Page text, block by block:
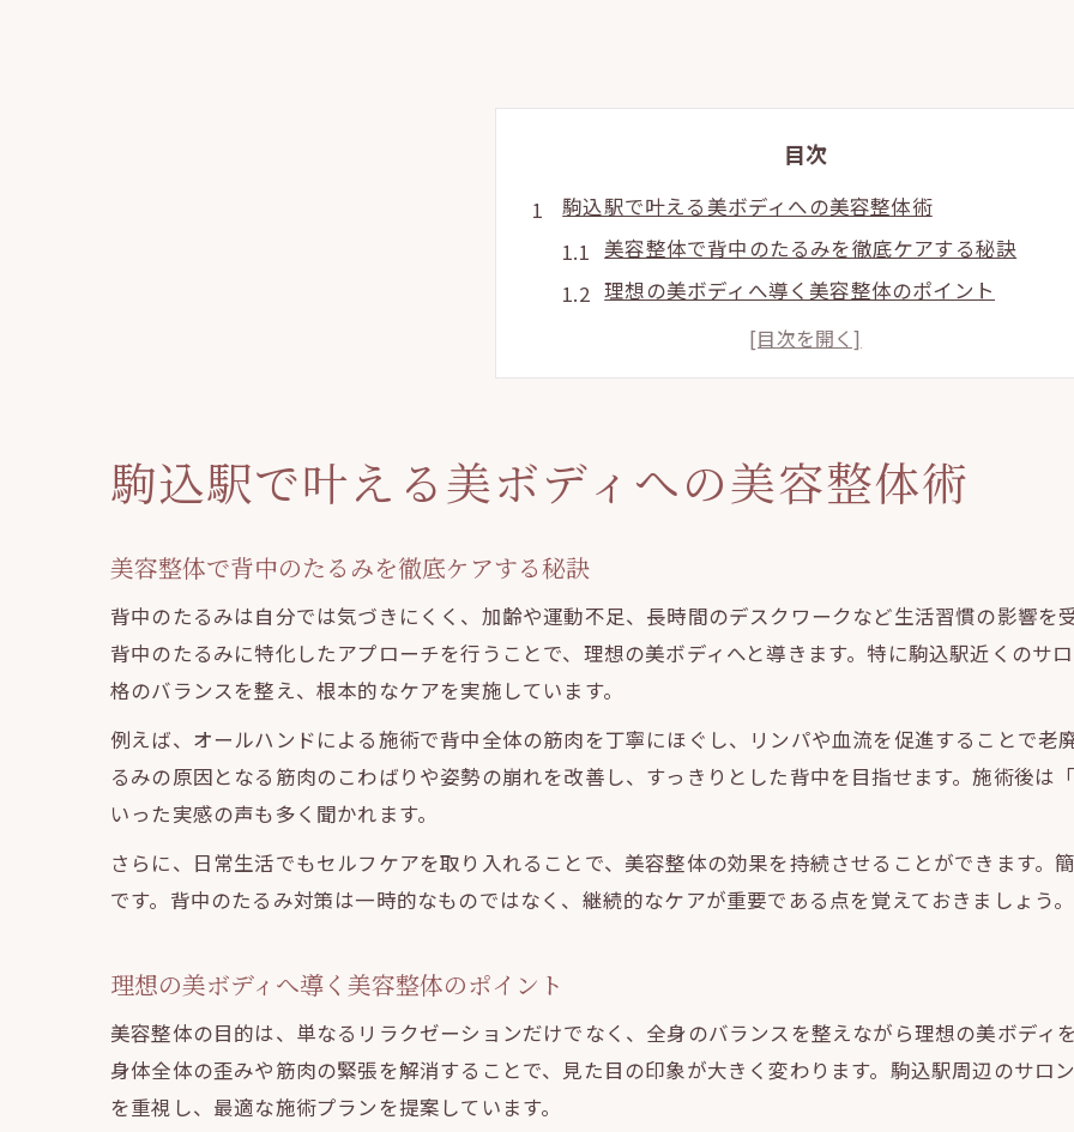
目次
駒込駅で叶える美ボディへの美容整体術
美容整体で背中のたるみを徹底ケアする秘訣
理想の美ボディへ導く美容整体のポイント
背中のたるみ改善に有効な美容整体施術例
美容整体サロン選びで美ボディを実感する方法
背中のたるみに効く美容整体体験記
美容整体で背中のたるみがどう変わるか体験談
美容整体の施術後に感じる美ボディ変化とは
体験者が語る美容整体の背中ケア効果
美容整体を選ぶなら理想の背中が現実に
美容整体で叶う理想の背中ラインの作り方
美ボディを目指す女性が美容整体を選ぶ理由
美容整体で変わる美ボディと自信の持ち方
美容整体選びで失敗しないポイントとは
毎日続けたい美ボディのための背中セルフケア
美容整体で実践する背中のたるみ改善法
駒込駅で叶える美ボディへの美容整体術
美容整体で背中のたるみを徹底ケアする秘訣
背中のたるみは自分では気づきにくく、加齢や運動不足、長時間のデスクワークなど生活習慣の影響を
背中のたるみに特化したアプローチを行うことで、理想の美ボディへと導きます。特に駒込駅近くのサ
格のバランスを整え、根本的なケアを実施しています。
例えば、オールハンドによる施術で背中全体の筋肉を丁寧にほぐし、リンパや血流を促進することで老
るみの原因となる筋肉のこわばりや姿勢の崩れを改善し、すっきりとした背中を目指せます。施術後は
いった実感の声も多く聞かれます。
さらに、日常生活でもセルフケアを取り入れることで、美容整体の効果を持続させることができます。
です。背中のたるみ対策は一時的なものではなく、継続的なケアが重要である点を覚えておきましょう。
理想の美ボディへ導く美容整体のポイント
美容整体の目的は、単なるリラクゼーションだけでなく、全身のバランスを整えながら理想の美ボディ
身体全体の歪みや筋肉の緊張を解消することで、見た目の印象が大きく変わります。駒込駅周辺のサロ
を重視し、最適な施術プランを提案しています。